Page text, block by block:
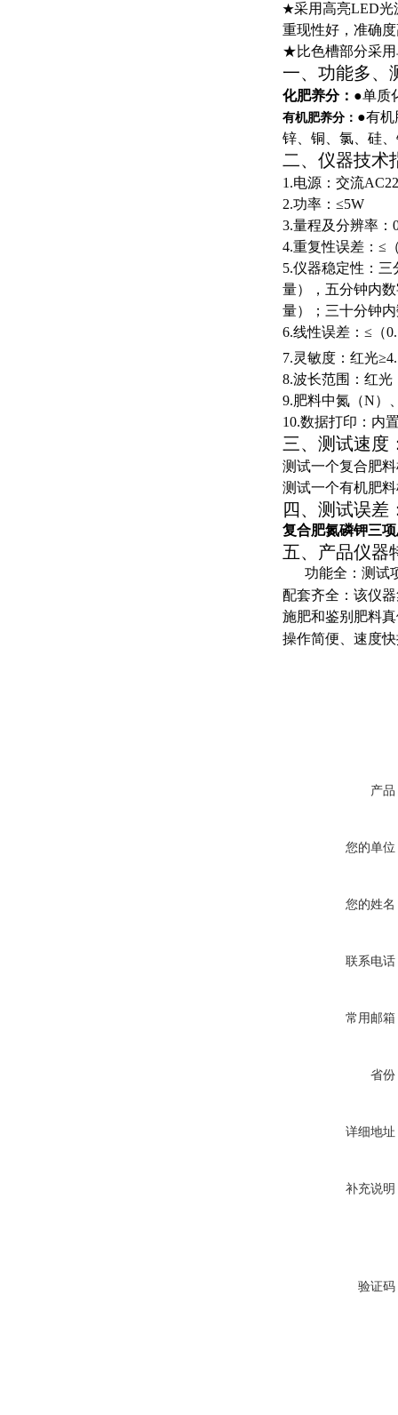
★采用高亮LED光
重现性好，准确
★比色槽部分采用
一、功能多、
化肥养分： ●单质
有机肥养分： ●有机
锌、铜、氯、硅
二、仪器技术
1.电源：交流
2.功率：≤5W
3.量程及分辨率：
4.重复性误差：≤
5.仪器稳定性：三
量），五分钟内
量）；三十分钟
6.线性误差：≤（
7.灵敏度：红光≥
8.波长范围：红光
9.肥料中氮（N）
10.数据打印：内
三、测试速度
测试一个复合肥
测试一个有机肥
四、测试误差
复合肥氮磷钾三
五、产品仪器
功能全：测试
配套齐全：该仪
施肥和鉴别肥料
操作简便、速度
产品
您的单位
您的姓名
联系电话
常用邮箱
省份
详细地址
补充说明
验证码